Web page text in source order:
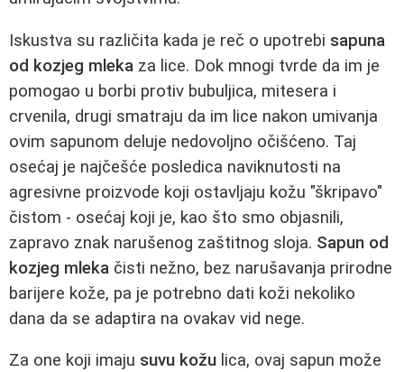
Iskustva su različita kada je reč o upotrebi sapuna
od kozjeg mleka za lice. Dok mnogi tvrde da im je
pomogao u borbi protiv bubuljica, mitesera i
crvenila, drugi smatraju da im lice nakon umivanja
ovim sapunom deluje nedovoljno očišćeno. Taj
osećaj je najčešće posledica naviknutosti na
agresivne proizvode koji ostavljaju kožu "škripavo"
čistom - osećaj koji je, kao što smo objasnili,
zapravo znak narušenog zaštitnog sloja. Sapun od
kozjeg mleka čisti nežno, bez narušavanja prirodne
barijere kože, pa je potrebno dati koži nekoliko
dana da se adaptira na ovakav vid nege.
Za one koji imaju suvu kožu lica, ovaj sapun može